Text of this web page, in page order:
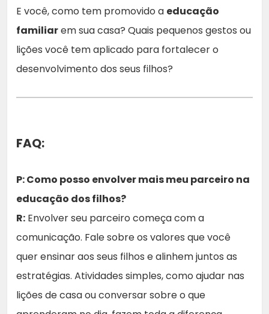
E você, como tem promovido a educação
familiarem sua casa? Quais pequenos gestos ou
lições você tem aplicado para fortalecer o
desenvolvimento dos seus filhos?
FAQ:
P: Como posso envolver mais meu parceiro na
educação dos filhos?
R: Envolver seu parceiro começa com a
comunicação. Fale sobre os valores que você
quer ensinar aos seus filhos e alinhem juntos as
estratégias. Atividades simples, como ajudar nas
lições de casa ou conversar sobre o que